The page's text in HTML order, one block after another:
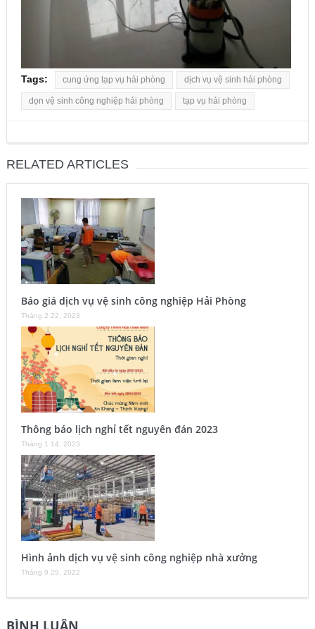
Tags: cung ứng tạp vụ hải phòng dịch vụ vệ sinh hải phòng
dọn vệ sinh công nghiệp hải phòng tạp vụ hải phòng
RELATED ARTICLES
Báo giá dịch vụ vệ sinh công nghiệp Hải Phòng
Tháng 2 22, 2023
Thông báo lịch nghỉ tết nguyên đán 2023
Tháng 1 14, 2023
Hình ảnh dịch vụ vệ sinh công nghiệp nhà xưởng
Tháng 9 29, 2022
BÌNH LUẬN